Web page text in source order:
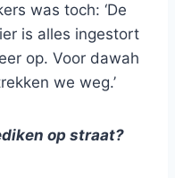
was toch: ‘De
is alles ingestort
op. Voor dawah
we weg.’
op straat?